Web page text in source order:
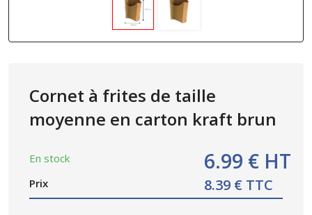
Cornet à frites de taille
moyenne en carton kraft brun
En stock
Prix
6.99 € HT
8.39 € TTC